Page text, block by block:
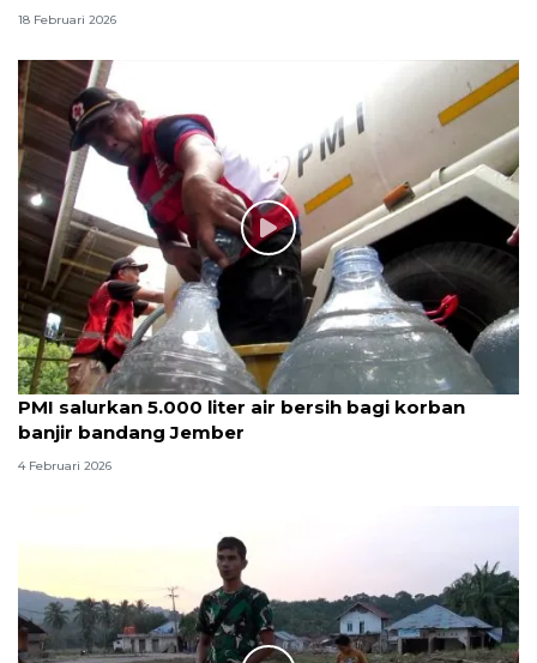
18 Februari 2026
PMI salurkan 5.000 liter air bersih bagi korban
banjir bandang Jember
4 Februari 2026